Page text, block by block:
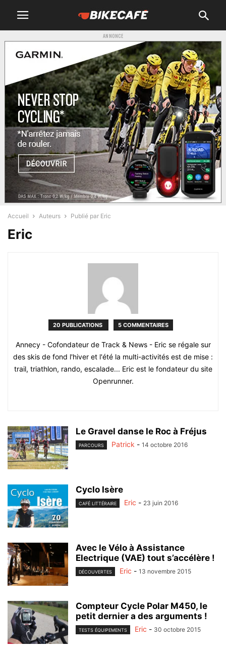
ANNONCE
Accueil Auteurs Publié par Eric
Eric
20 PUBLICATIONS 5 COMMENTAIRES
Annecy - Cofondateur de Track & News - Eric se régale sur
des skis de fond l'hiver et l'été la multi-activités est de mise :
trail, triathlon, rando, escalade... Eric est le fondateur du site
Openrunner.
Le Gravel danse le Roc à Fréjus
PARCOURS Patrick - 14 octobre 2016
Cyclo Isère
CAFÉ LITTÉRAIRE Eric - 23 juin 2016
Avec le Vélo à Assistance
Electrique (VAE) tout s’accélère !
DÉCOUVERTES Eric - 13 novembre 2015
Compteur Cycle Polar M450, le
petit dernier a des arguments !
TESTS ÉQUIPEMENTS Eric - 30 octobre 2015